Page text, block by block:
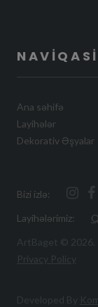
Ana səhifə
Layihələr
Dekorativ Əşyalar
Bizi izlə:
Layihələrimiz:
ArtBaget © 2026
Privacy Policy
Developed By